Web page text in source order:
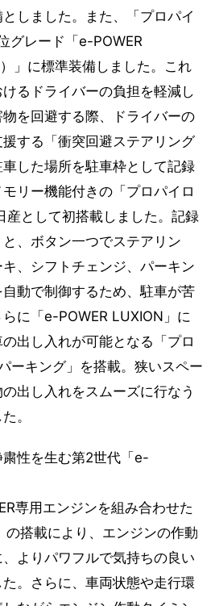
しました。また、「プロパイ
グレード「e-POWER
」に標準装備しました。これ
るドライバーの負担を軽減し
を回避する際、ドライバーの
する「衝突回避ステアリング
した場所を駐車枠として記録
リー機能付きの「プロパイロ
産として初搭載しました。記録
、ボタン一つでステアリン
、シフトチェンジ、パーキン
動で制御するため、駐車が苦
に「e-POWER LUXION」に
出し入れが可能となる「プロ
ーキング」を搭載。狭いスペー
出し入れをスムーズに行なう
。
性を生む第2世代「e-
専用エンジンを組み合わせた
の搭載により、エンジンの作動
よりパワフルで気持ちの良い
。さらに、車両状態や走行環